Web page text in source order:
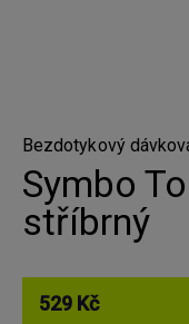
Bezdotykový
Symbo
stříbrný
529 Kč